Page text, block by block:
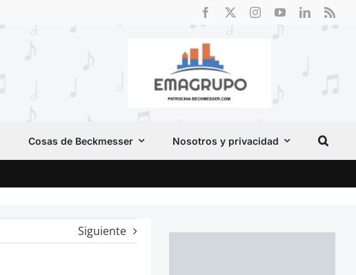
Cosas de Beckmesser Nosotros y privacidad
Siguiente